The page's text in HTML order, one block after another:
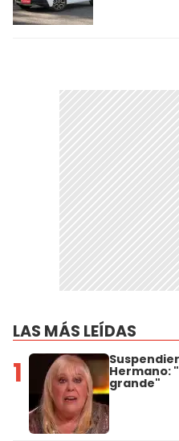
LAS MÁS LEÍDAS
1 Hermano:
grande"